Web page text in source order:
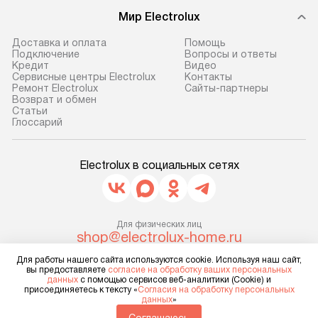
до представительства
транспортной компании в г. Москва.
Пожалуйста, уточняйте условия
доставки у менеджера при
оформлении заказа.
В оговоренный день служба
доставки доставит упакованный
Если необходимо переместить
прибор до места установки,
уточните это с менеджером.
За данную услугу взимается
дополнительная плата. Важно
учитывать, что если размеры
прибора не позволяют ему пройти
через дверной проем, сотрудники
предполагают,
установленной
коммуникациям,
и консультацию
В стандартную
Мир Electrolux
Доставка и оплата
Подключение
Кредит
Сервисные центры Electrolux
Ремонт Electrolux
Возврат и обмен
Cтатьи
Глоссарий
Помощь
Вопросы и ответы
Видео
Контакты
Сайты-партнеры
Electrolux в социальных сетях
Для физических лиц
shop@electrolux-home.ru
business@kvalitet.company
НАПИСАТЬ РУКОВОДСТВУ
Для работы нашего сайта используются cookie. Используя наш сайт,
вы предоставляете согласие на обработку ваших персональных
данных с помощью сервисов веб-аналитики (Cookie) и
присоединяетесь к тексту «Согласия на обработку персональных
данных»